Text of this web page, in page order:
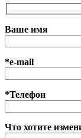
Ваше имя
*e-mail
*Телефон
Что хотите